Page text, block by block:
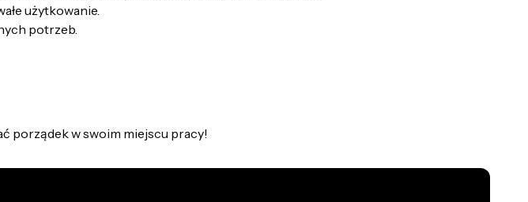
użytkowanie.
potrzeb.
porządek w swoim miejscu pracy!